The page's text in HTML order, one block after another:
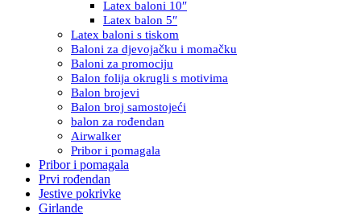
Latex baloni 10″
Latex balon 5″
Latex baloni s tiskom
Baloni za djevojačku i momačku
Baloni za promociju
Balon folija okrugli s motivima
Balon brojevi
Balon broj samostojeći
balon za rođendan
Airwalker
Pribor i pomagala
Pribor i pomagala
Prvi rođendan
Jestive pokrivke
Girlande